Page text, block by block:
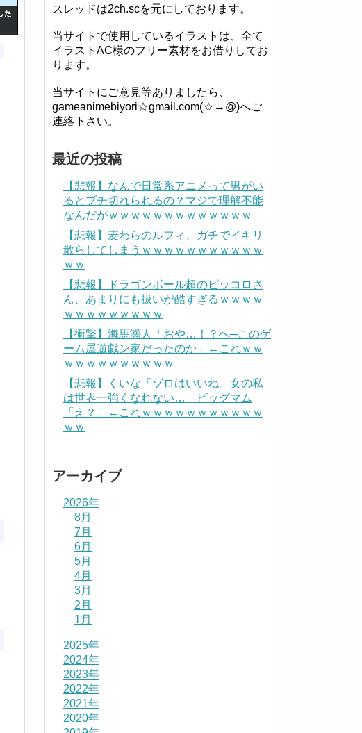
スレッドは2ch.scを元にしております。
当サイトで使用しているイラストは、全て
イラストAC様のフリー素材をお借りしてお
ります。
当サイトにご意見等ありましたら、
gameanimebiyori☆gmail.com(☆→@)へご
連絡下さい。
最近の投稿
【悲報】なんで日常系アニメって男がい
るとブチ切れられるの？マジで理解不能
なんだがｗｗｗｗｗｗｗｗｗｗｗｗｗ
【悲報】麦わらのルフィ、ガチでイキリ
散らしてしまうｗｗｗｗｗｗｗｗｗｗｗ
ｗｗ
【悲報】ドラゴンボール超のピッコロさ
ん、あまりにも扱いが酷すぎるｗｗｗｗ
ｗｗｗｗｗｗｗｗｗ
【衝撃】海馬瀬人「おや…！？へ─このゲ
ーム屋遊戯ン家だったのか」←これｗｗ
ｗｗｗｗｗｗｗｗｗｗ
【悲報】くいな「ゾロはいいね。女の私
は世界一強くなれない…」ビッグマム
「え？」←これｗｗｗｗｗｗｗｗｗｗｗ
ｗｗ
アーカイブ
2026年
8月
7月
6月
5月
4月
3月
2月
1月
2025年
2024年
2023年
2022年
2021年
2020年